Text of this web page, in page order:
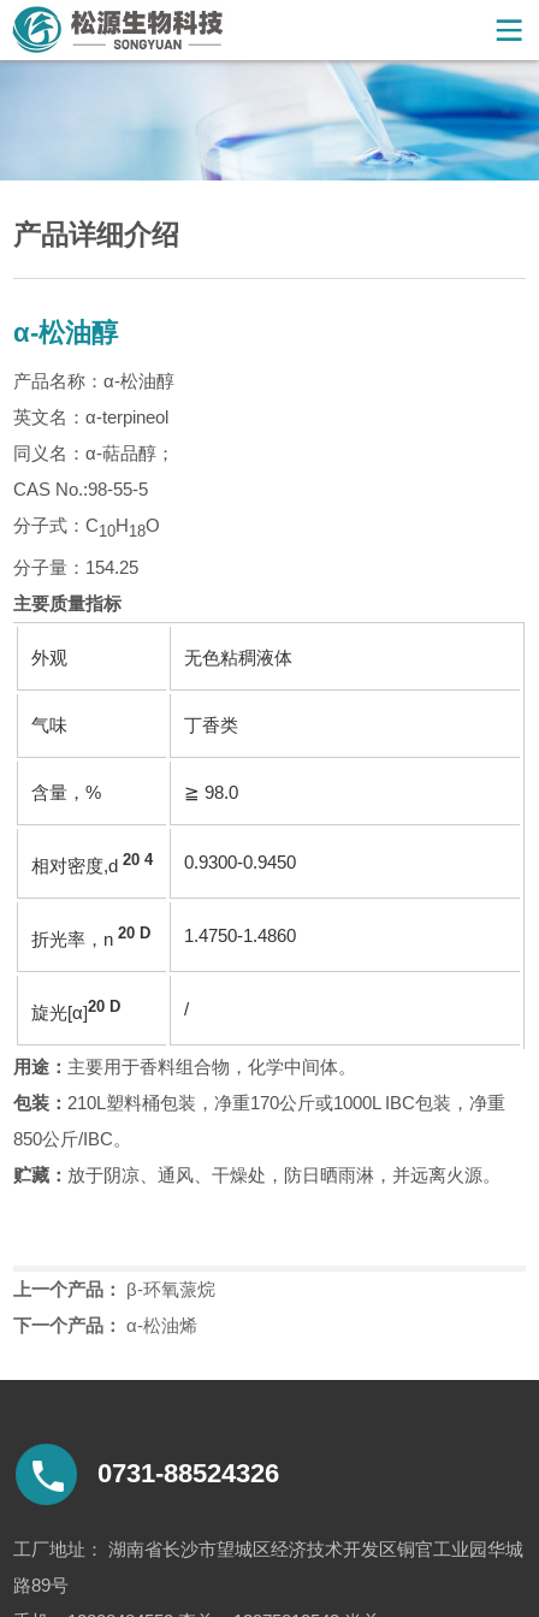
产品详细介绍
α-松油醇
产品名称：α-松油醇
英文名：α-terpineol
同义名：α-萜品醇；
CAS No.:98-55-5
分子式：C10H18O
分子量：154.25
主要质量指标
外观 无色粘稠液体
气味 丁香类
含量，% ≧ 98.0
相对密度,d20 4 0.9300-0.9450
折光率， n 20 D 1.4750-1.4860
旋光[α]20 D /
用途： 主要用于香料组合物，化学中间体。
包装： 210L塑料桶包装，净重170公斤或1000L IBC包装，净重
850公斤/IBC。
贮藏： 放于阴凉、通风、干燥处，防日晒雨淋，并远离火源。
上一个产品： β-环氧蒎烷
下一个产品：α-松油烯
0731-88524326
工厂地址： 湖南省长沙市望城区经济技术开发区铜官工业园华城
路89号